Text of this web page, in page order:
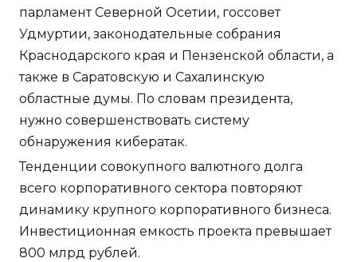
парламент Северной Осетии, госсовет
Удмуртии, законодательные собрания
Краснодарского края и Пензенской области, а
также в Саратовскую и Сахалинскую
областные думы. По словам президента,
нужно совершенствовать систему
обнаружения кибератак.
Тенденции совокупного валютного долга
всего корпоративного сектора повторяют
динамику крупного корпоративного бизнеса.
Инвестиционная емкость проекта превышает
800 млрд рублей.